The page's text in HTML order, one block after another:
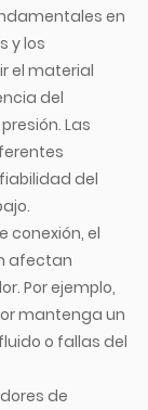
en
y los
el material
del
Las
del
conexión, el
afectan
Por ejemplo,
mantenga un
o fallas del
de